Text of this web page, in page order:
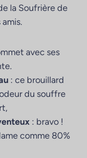
la Soufrière de
avec ses
: ce brouillard
du souffre
: bravo !
comme 80%